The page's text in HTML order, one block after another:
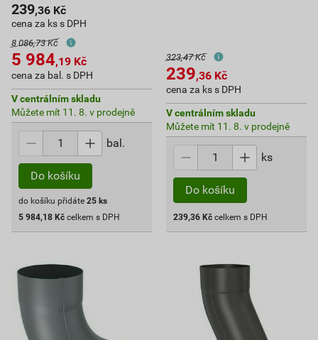
239,36 Kč
cena za ks s DPH
8 086,73 Kč
5 984,19 Kč
cena za bal. s DPH
V centrálním skladu
Můžete mít 11. 8. v prodejně
bal.
Do košíku
do košíku přidáte 25 ks
5 984,18 Kč celkem s DPH
323,47 Kč
239,36 Kč
cena za ks s DPH
V centrálním skladu
Můžete mít 11. 8. v prodejně
ks
Do košíku
239,36 Kč celkem s DPH